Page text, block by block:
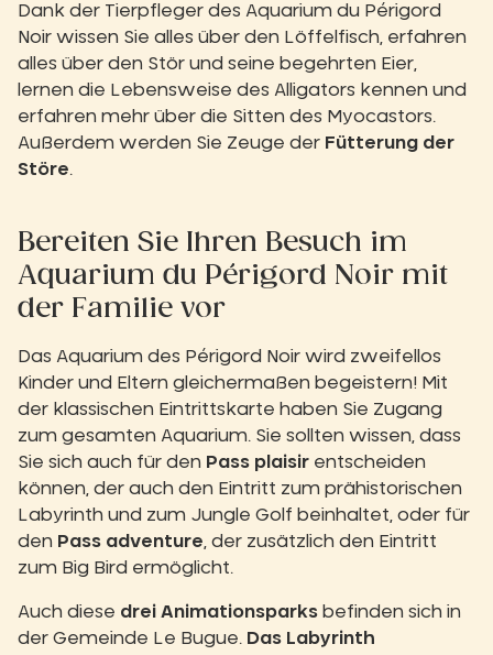
Dank der Tierpfleger des Aquarium du Périgord
Noir wissen Sie alles über den Löffelfisch, erfahren
alles über den Stör und seine begehrten Eier,
lernen die Lebensweise des Alligators kennen und
erfahren mehr über die Sitten des Myocastors.
Außerdem werden Sie Zeuge der Fütterung der
Störe.
Bereiten Sie Ihren Besuch im
Aquarium du Périgord Noir mit
der Familie vor
Das Aquarium des Périgord Noir wird zweifellos
Kinder und Eltern gleichermaßen begeistern! Mit
der klassischen Eintrittskarte haben Sie Zugang
zum gesamten Aquarium. Sie sollten wissen, dass
Sie sich auch für den Pass plaisir entscheiden
können, der auch den Eintritt zum prähistorischen
Labyrinth und zum Jungle Golf beinhaltet, oder für
den Pass adventure , der zusätzlich den Eintritt
zum Big Bird ermöglicht.
Auch diese drei Animationsparks befinden sich in
der Gemeinde Le Bugue. Das Labyrinth